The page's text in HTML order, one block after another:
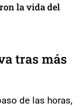
la vida del
tras más
de las horas,